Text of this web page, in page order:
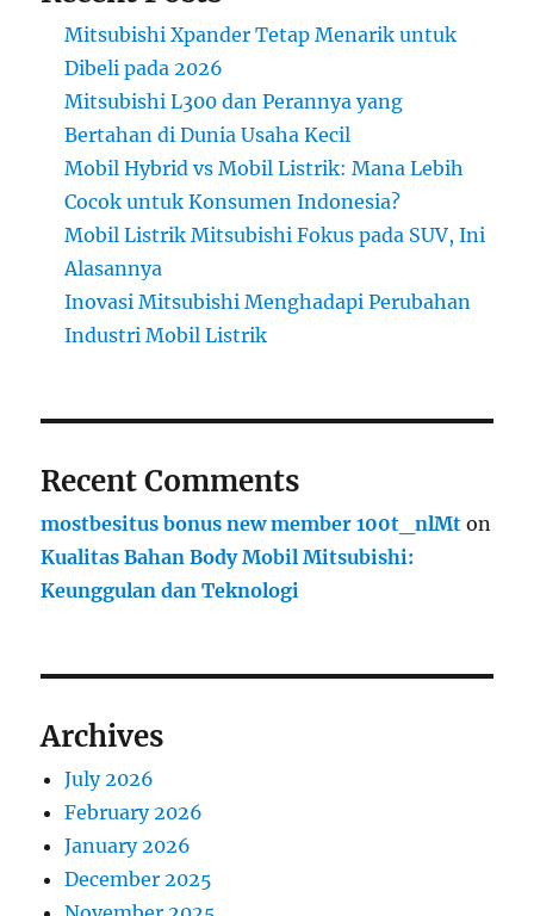
Mitsubishi Xpander Tetap Menarik untuk
Dibeli pada 2026
Mitsubishi L300 dan Perannya yang
Bertahan di Dunia Usaha Kecil
Mobil Hybrid vs Mobil Listrik: Mana Lebih
Cocok untuk Konsumen Indonesia?
Mobil Listrik Mitsubishi Fokus pada SUV, Ini
Alasannya
Inovasi Mitsubishi Menghadapi Perubahan
Industri Mobil Listrik
Recent Comments
mostbesitus bonus new member 100t_nlMt on
Kualitas Bahan Body Mobil Mitsubishi:
Keunggulan dan Teknologi
Archives
July 2026
February 2026
January 2026
December 2025